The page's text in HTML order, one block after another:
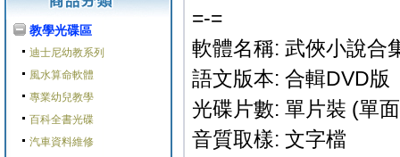
教學光碟區
迪士尼幼教系列
風水算命軟體
專業幼兒教學
百科全書光碟
汽車資料維修
=-=
軟體名稱: 武俠小說合
語文版本: 合輯DVD版
光碟片數: 單片裝 (單
音質取樣: 文字檔